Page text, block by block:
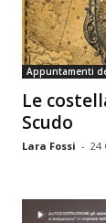
Appuntamenti
Le
Scudo
Lara Fossi - 24